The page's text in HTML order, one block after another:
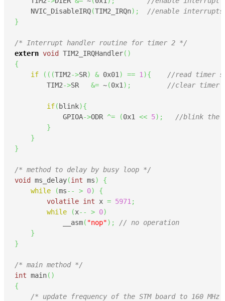
    NVIC_DisableIRQ
(TIM2_IRQn) ;
//enable interrupts
}
/* Interrupt handler routine for timer 2 */
extern void TIM2_IRQHandler( )
{
if
( ( (TIM2->SR) & 0x01 ) == 1 ){
//read timer
    	TIM2
->SR &= ~(0x1 ) ; //clear timer
if(blink){
	    GPIOA
->ODR ^= (0x1 << 5) ;
//blink the
}
}
}
/* method to delay by busy loop */
void ms_delay(int ms)
{
while
(ms-- > 0)
{
volatile int x = 5971 ;
while
(x-- > 0)
            __asm
( "nop") ;
// no operation
}
}
/* main method */
int main( )
{
/* update frequency of the STM board to 160 MHz